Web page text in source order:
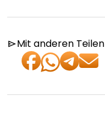
sendMit anderen Teilen